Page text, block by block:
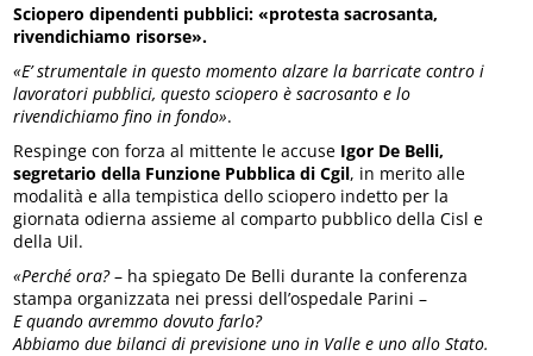
Sciopero dipendenti pubblici: «protesta sacrosanta,
rivendichiamo risorse».
«E’ strumentale in questo momento alzare la barricate contro i
lavoratori pubblici, questo sciopero è sacrosanto e lo
rivendichiamo fino in fondo».
Respinge con forza al mittente le accuse Igor De Belli,
segretario della Funzione Pubblica di Cgil, in merito alle
modalità e alla tempistica dello sciopero indetto per la
giornata odierna assieme al comparto pubblico della Cisl e
della Uil.
«Perché ora?– ha spiegato De Belli durante la conferenza
stampa organizzata nei pressi dell’ospedale Parini –
E quando avremmo dovuto farlo?
Abbiamo due bilanci di previsione uno in Valle e uno allo Stato.